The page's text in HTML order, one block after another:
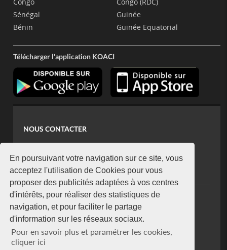
En poursuivant votre navigation sur ce site, vous
acceptez l'utilisation de Cookies pour vous
proposer des publicités adaptées à vos centres
d'intérêts, pour réaliser des statistiques de
navigation, et pour faciliter le partage
d'information sur les réseaux sociaux.
Pour en savoir plus et paramétrer les cookies,
cliquer ici
Sénégal
Bénin
Guinée
Guinée Equatorial
Télécharger l'application KOACI
NOUS CONTACTER
koaci@yahoo.fr
+225 07 08 85 52 93
NEWSLETTER
Restez connecté via notre newsletter
S'abonner
Se désabonner